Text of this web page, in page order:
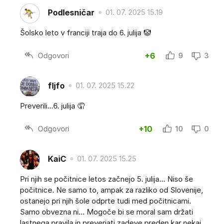
Podlesničar 01. 07. 2025 15.19
Šolsko leto v franciji traja do 6. julija 🤡
Odgovori +6 9 3
fljfo 01. 07. 2025 15.22
Preverili...6. julija 🤦
Odgovori +10 10 0
KaiC 01. 07. 2025 15.25
Pri njih se počitnice letos začnejo 5. julija... Niso še
počitnice. Ne samo to, ampak za razliko od Slovenije,
ostanejo pri njih šole odprte tudi med počitnicami.
Samo obvezna ni... Mogoče bi se moral sam držati